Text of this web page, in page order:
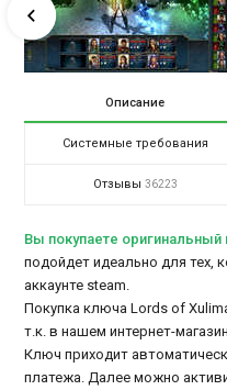
Описание
Системные требования
Отзывы 36223
Вы покупаете
подойдет идеально для тех,
аккаунте steam.
Покупка ключа Lords of
т.к. в нашем интернет-
Ключ приходит
платежа. Далее можно